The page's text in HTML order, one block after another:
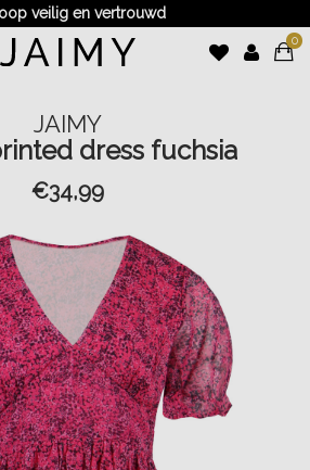
veilig en vertrouwd
0
JAIMY
dress fuchsia
€34,99